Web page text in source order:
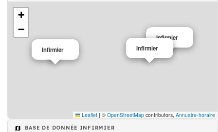
Infirmier
Infirmier
Infirmier
+
−
Leaflet | © OpenStreetMap contributors, Annuaire-horaire
BASE DE DONNÉE INFIRMIER